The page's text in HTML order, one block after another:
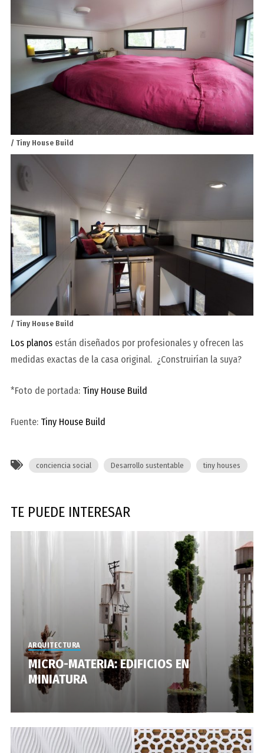
/ Tiny House Build
/ Tiny House Build
Los planosestán diseñados por profesionales y ofrecen las
medidas exactas de la casa original. ¿Construirían la suya?
*Foto de portada: Tiny House Build
Fuente: Tiny House Build
conciencia social Desarrollo sustentable tiny houses
TE PUEDE INTERESAR
ARQUITECTURA
MICRO-MATERIA: EDIFICIOS EN
MINIATURA